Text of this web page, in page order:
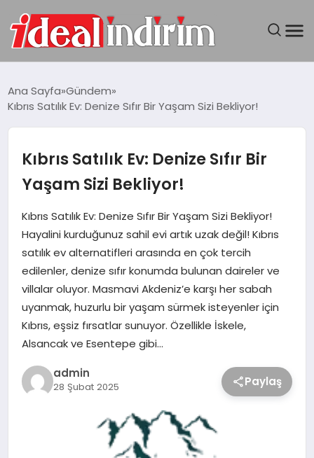
DÜNYA
SEYAHAT
TEKNOLOJI
YAŞAM
Ana Sayfa Gündem
Kıbrıs Satılık Ev: Denize Sıfır Bir Yaşam Sizi Bekliyor!
Kıbrıs Satılık Ev: Denize Sıfır Bir
Yaşam Sizi Bekliyor!
Kıbrıs Satılık Ev: Denize Sıfır Bir Yaşam Sizi Bekliyor!
Hayalini kurduğunuz sahil evi artık uzak değil! Kıbrıs
satılık ev alternatifleri arasında en çok tercih
edilenler, denize sıfır konumda bulunan daireler ve
villalar oluyor. Masmavi Akdeniz’e karşı her sabah
uyanmak, huzurlu bir yaşam sürmek isteyenler için
Kıbrıs, eşsiz fırsatlar sunuyor. Özellikle İskele,
Alsancak ve Esentepe gibi…
admin
28 Şubat 2025 Paylaş